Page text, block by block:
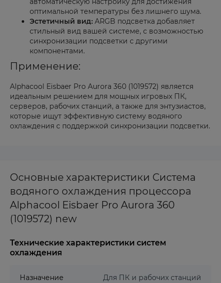
оптимальной температуры без лишнего шума.
Эстетичный вид: ARGB подсветка добавляет
стильный вид вашей системе, с возможностью
синхронизации подсветки с другими
компонентами.
Применение:
Alphacool Eisbaer Pro Aurora 360 (1019572) является
идеальным решением для мощных игровых ПК,
серверов, рабочих станций, а также для энтузиастов,
которые ищут эффективную систему водяного
охлаждения с поддержкой синхронизации подсветки.
Основные характеристики Система
водяного охлаждения процессора
Alphacool Eisbaer Pro Aurora 360
(1019572) new
Технические характеристики систем
охлаждения
Назначение Для ПК и рабочих станций